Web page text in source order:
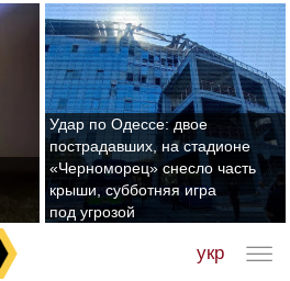
Удар по Одессе: двое
пострадавших, на стадионе
«Черноморец» снесло часть
крыши, субботняя игра
под угрозой
укр